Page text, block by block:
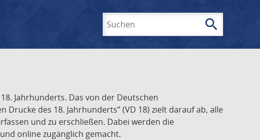
search
Jahrhunderts. Das von der Deutschen
des 18. Jahrhunderts” (VD 18) zielt darauf ab, alle
und zu erschließen. Dabei werden die
online zugänglich gemacht.